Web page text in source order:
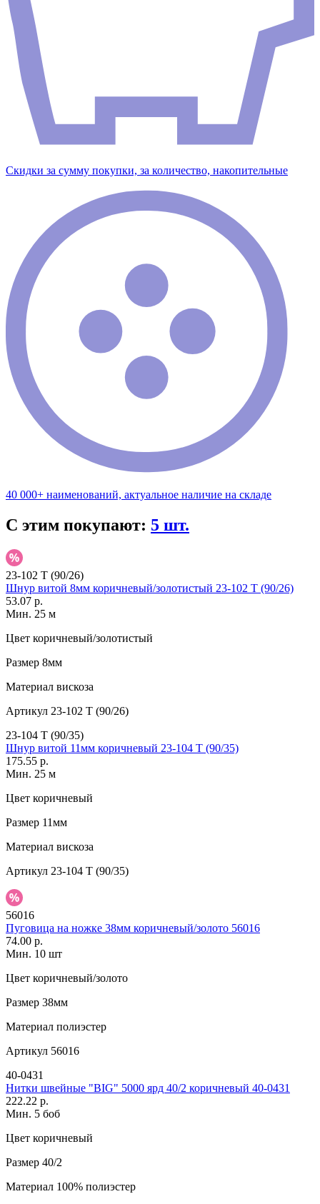
Скидки за сумму покупки, за количество, накопительные
40 000+ наименований, актуальное наличие на складе
С этим покупают: 5 шт.
23-102 T (90/26)
Шнур витой 8мм коричневый/золотистый 23-102 T (90/26)
53.07 р.
Мин. 25 м
Цвет коричневый/золотистый
Размер 8мм
Материал вискоза
Артикул 23-102 T (90/26)
23-104 T (90/35)
Шнур витой 11мм коричневый 23-104 T (90/35)
175.55 р.
Мин. 25 м
Цвет коричневый
Размер 11мм
Материал вискоза
Артикул 23-104 T (90/35)
56016
Пуговица на ножке 38мм коричневый/золото 56016
74.00 р.
Мин. 10 шт
Цвет коричневый/золото
Размер 38мм
Материал полиэстер
Артикул 56016
40-0431
Нитки швейные "BIG" 5000 ярд 40/2 коричневый 40-0431
222.22 р.
Мин. 5 боб
Цвет коричневый
Размер 40/2
Материал 100% полиэстер